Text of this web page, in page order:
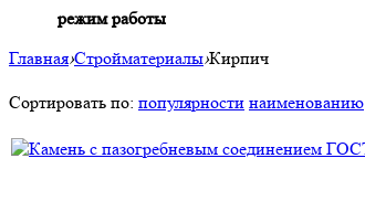
режим работы
Главная›Стройматериалы›Кирпич
Сортировать по: популярности наименованию